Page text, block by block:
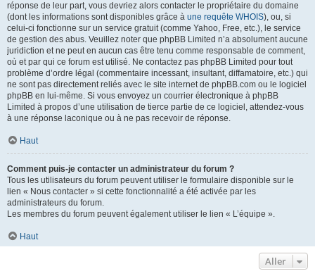
réponse de leur part, vous devriez alors contacter le propriétaire du domaine
(dont les informations sont disponibles grâce à une requête WHOIS), ou, si
celui-ci fonctionne sur un service gratuit (comme Yahoo, Free, etc.), le service
de gestion des abus. Veuillez noter que phpBB Limited n’a absolument aucune
juridiction et ne peut en aucun cas être tenu comme responsable de comment,
où et par qui ce forum est utilisé. Ne contactez pas phpBB Limited pour tout
problème d’ordre légal (commentaire incessant, insultant, diffamatoire, etc.) qui
ne sont pas directement reliés avec le site internet de phpBB.com ou le logiciel
phpBB en lui-même. Si vous envoyez un courrier électronique à phpBB
Limited à propos d’une utilisation de tierce partie de ce logiciel, attendez-vous
à une réponse laconique ou à ne pas recevoir de réponse.
Haut
Comment puis-je contacter un administrateur du forum ?
Tous les utilisateurs du forum peuvent utiliser le formulaire disponible sur le
lien « Nous contacter » si cette fonctionnalité a été activée par les
administrateurs du forum.
Les membres du forum peuvent également utiliser le lien « L’équipe ».
Haut
Aller